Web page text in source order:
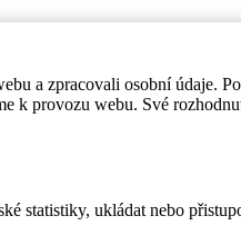
a zpracovali osobní údaje.
k provozu webu. Své
statistiky, ukládat nebo